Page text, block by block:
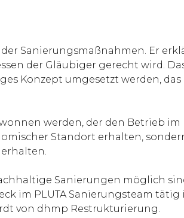
Sanierungsmaßnahmen. Er
der Gläubiger gerecht wird.
Konzept umgesetzt werden,
werden, der den Betrieb im
Standort erhalten,
Sanierungen möglich
im PLUTA Sanierungsteam
von dhmp Restrukturierung.